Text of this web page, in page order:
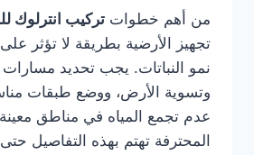
من أهم خطوات تركيب انترلوك
تجهيز الأرضية بطريقة لا تؤثر
نمو النباتات. يجب تحديد مسارات
وتسوية الأرض، ووضع طبقات
عدم تجمع المياه في مناطق
المحترفة تهتم بهذه التفاصيل